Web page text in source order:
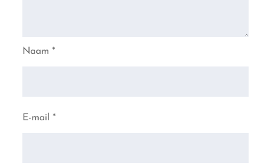
Naam*
E-mail*